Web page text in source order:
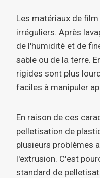
Les matériaux de
irréguliers. Après
de l'humidité et de
sable ou de la terre.
rigides sont plus
faciles à manipuler
En raison de ces
pelletisation de
plusieurs problèmes
l'extrusion. C'est
standard de